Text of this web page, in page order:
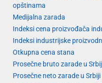
opštinama
Medijalna zarada
Indeksi cena proizvođača
Indeksi industrijske
Otkupna cena stana
Prosečne bruto zarade u
Prosečne neto zarade u Srbiji